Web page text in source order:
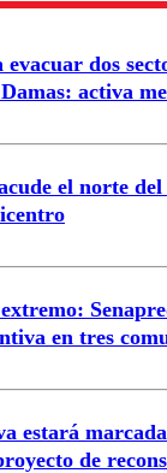
evacuar dos
activa
el norte
en tres
estará
de